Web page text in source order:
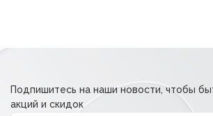
Подпишитесь на наши новости, чтобы
акций и скидок